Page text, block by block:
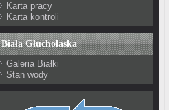
Karta pracy
Karta kontroli
Biała Głuchołaska
Galeria Białki
Stan wody